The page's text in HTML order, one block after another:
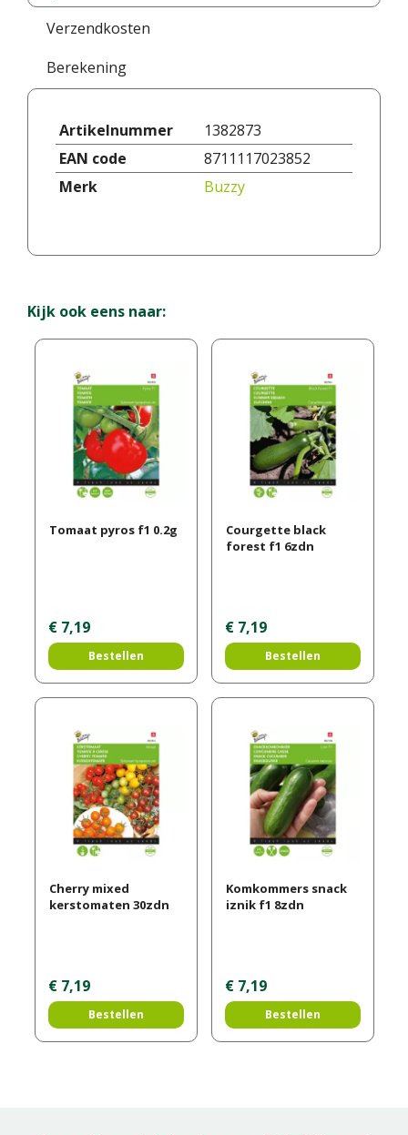
Verzendkosten
Berekening
Artikelnummer
1382873
EAN code
8711117023852
Merk
Buzzy
Kijk ook eens naar:
Tomaat pyros f1 0.2g
€ 7,19
Bestellen
Courgette black
forest f1 6zdn
€ 7,19
Bestellen
Cherry mixed
kerstomaten 30zdn
€ 7,19
Bestellen
Komkommers snack
iznik f1 8zdn
€ 7,19
Bestellen